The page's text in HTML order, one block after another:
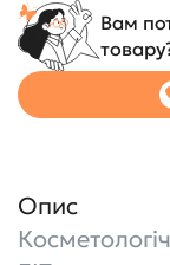
Вам
Опис